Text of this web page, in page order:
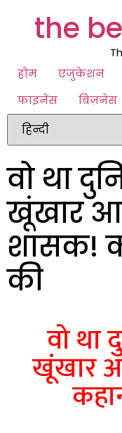
the
होम
एजुकेशन
फाइनेंस
बिज़नेस
वो था
खूंखार
शासक!
की
वो था
खूंखार